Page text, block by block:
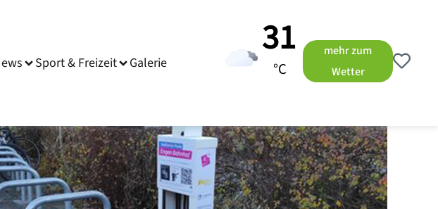
Sport & Freizeit Galerie
31
°C
mehr zum
Wetter